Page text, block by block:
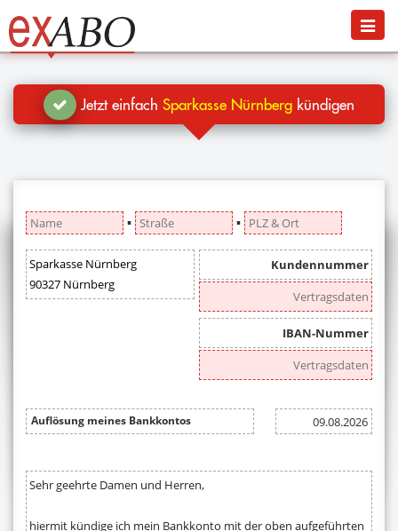
Jetzt kündigen
Blog
Hilfe
Menü
Jetzt einfach Sparkasse Nürnberg kündigen
▪ ▪